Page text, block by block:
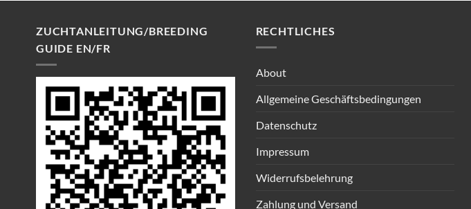
ZUCHTANLEITUNG/BREEDING
GUIDE EN/FR
RECHTLICHES
About
Allgemeine Geschäftsbedingungen
Datenschutz
Impressum
Widerrufsbelehrung
Zahlung und Versand